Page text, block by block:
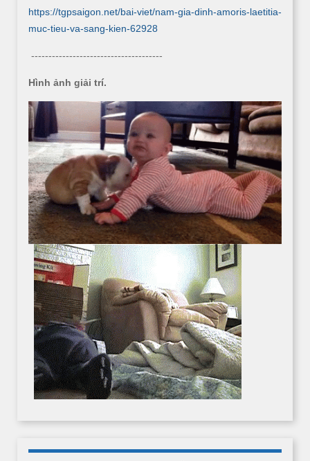
https://tgpsaigon.net/bai-viet/nam-gia-dinh-amoris-laetitia-
muc-tieu-va-sang-kien-62928
--------------------------------------
Hình ảnh giải trí.